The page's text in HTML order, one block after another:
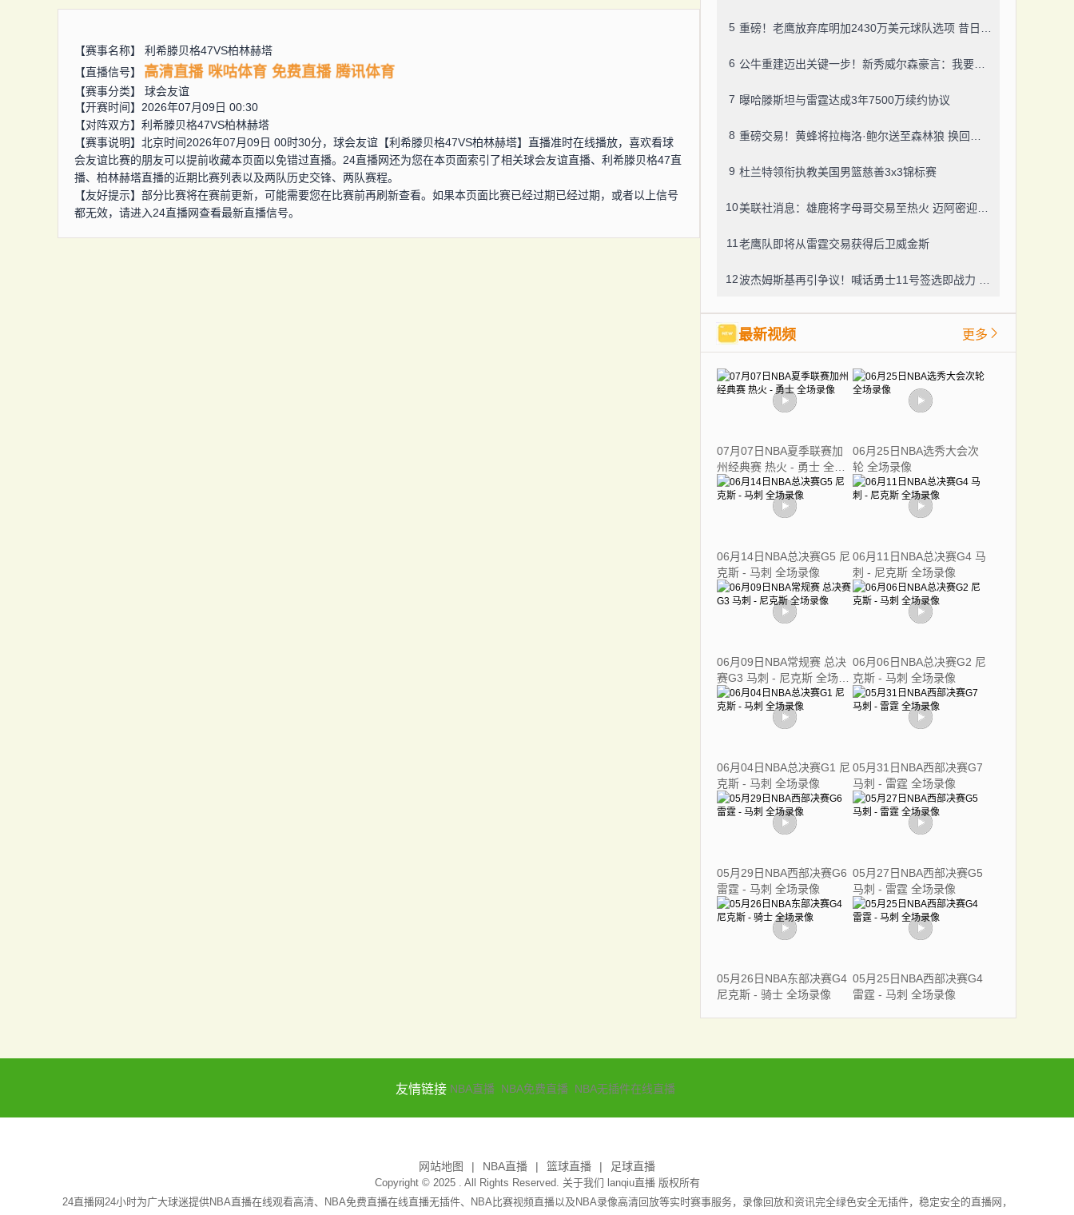
【赛事名称】 利希滕贝格47VS柏林赫塔
【直播信号】
高清直播 咪咕体育 免费直播 腾讯体育
【赛事分类】 球会友谊
【开赛时间】2026年07月09日 00:30
【对阵双方】 利希滕贝格47VS柏林赫塔
【赛事说明】北京时间2026年07月09日 00时30分，球会友谊【利希滕贝格47VS柏林赫塔】直播准时在线播放，喜欢看球
会友谊比赛的朋友可以提前收藏本页面以免错过直播。24直播网还为您在本页面索引了相关球会友谊直播、利希滕贝格47直
播、柏林赫塔直播的近期比赛列表以及两队历史交锋、两队赛程。
【友好提示】部分比赛将在赛前更新，可能需要您在比赛前再刷新查看。如果本页面比赛已经过期已经过期，或者以上信号
都无效，请进入24直播网查看最新直播信号。
5
6
7 曝哈滕斯坦与雷霆达成3年7500万续约协议
8
9 杜兰特领衔执教美国男篮慈善3x3锦标赛
10
11 老鹰队即将从雷霆交易获得后卫威金斯
12
最新视频 更多
07月07日NBA夏季联赛加
州经典赛 热火 - 勇士 全场
录像
06月25日NBA选秀大会次
轮 全场录像
06月14日NBA总决赛G5 尼
克斯 - 马刺 全场录像
06月11日NBA总决赛G4 马
刺 - 尼克斯 全场录像
06月09日NBA常规赛 总决
赛G3 马刺 - 尼克斯 全场录
像
06月06日NBA总决赛G2 尼
克斯 - 马刺 全场录像
06月04日NBA总决赛G1 尼
克斯 - 马刺 全场录像
05月31日NBA西部决赛G7
马刺 - 雷霆 全场录像
05月29日NBA西部决赛G6
雷霆 - 马刺 全场录像
05月27日NBA西部决赛G5
马刺 - 雷霆 全场录像
05月26日NBA东部决赛G4
尼克斯 - 骑士 全场录像
05月25日NBA西部决赛G4
雷霆 - 马刺 全场录像
友情链接 NBA直播 NBA免费直播 NBA无插件在线直播
网站地图 NBA直播 篮球直播 足球直播
Copyright © 2025 . All Rights Reserved. 关于我们 lanqiu直播版权所有
24直播网24小时为广大球迷提供NBA直播在线观看高清、NBA免费直播在线直播无插件、NBA比赛视频直播以及NBA录像高清回放等实时赛事服务，录像回放和资讯完全绿色安全无插件，稳定安全的直播网，